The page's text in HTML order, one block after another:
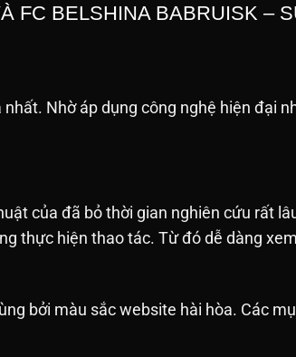
FC BELSHINA BABRUISK –
Nhờ áp dụng công nghệ hiện đại
của đã bỏ thời gian nghiên cứu rất
thực hiện thao tác. Từ đó dễ dàng
bởi màu sắc website hài hòa. Các